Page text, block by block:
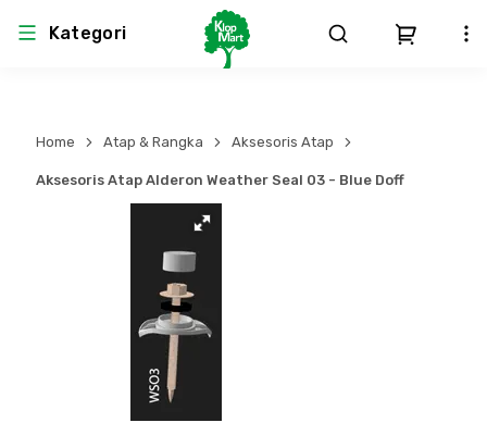
Kategori
Atap & Rangka
Dinding
Pintu, Jendela & Perlengkapan
Cat dan Pelapis Dinding
Produk Teknikal & Kimia
Produk K3
Perlengkapan
Bekisting
Besi Beton & Wiremesh
Sistem Pengudaraan
Sistem Elektro
Sistem Penanggulangan Kebakaran
Sistem Pemipaan
Peralatan Elektronik
Home Atap & Rangka Aksesoris Atap
Aksesoris Atap Alderon Weather Seal 03 - Blue Doff